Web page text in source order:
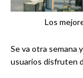
Los
Se va otra semana
usuarios disfruten